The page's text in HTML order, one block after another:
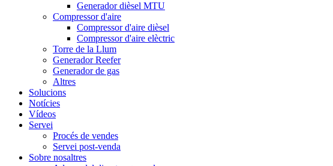
Generador dièsel MTU
Compressor d'aire
Compressor d'aire dièsel
Compressor d'aire elèctric
Torre de la Llum
Generador Reefer
Generador de gas
Altres
Solucions
Notícies
Vídeos
Servei
Procés de vendes
Servei post-venda
Sobre nosaltres